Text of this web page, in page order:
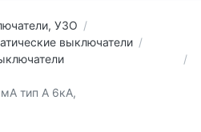
УЗО
выключатели
тип A 6кА,